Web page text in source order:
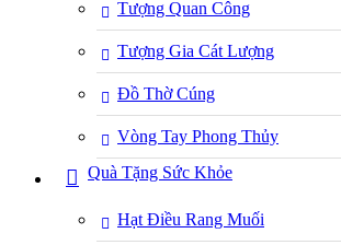
Tượng Quan Công
Tượng Gia Cát Lượng
Đồ Thờ Cúng
Vòng Tay Phong Thủy
Quà Tặng Sức Khỏe
Hạt Điều Rang Muối